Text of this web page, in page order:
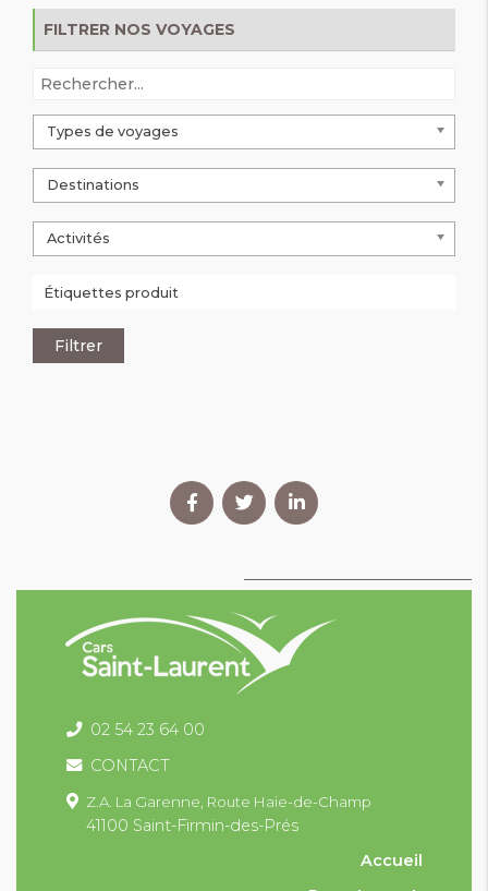
FILTRER NOS VOYAGES
Types de voyages
Destinations
Activités
02 54 23 64 00
CONTACT
Z.A. La Garenne, Route Haie-de-Champ
41100 Saint-Firmin-des-Prés
Accueil